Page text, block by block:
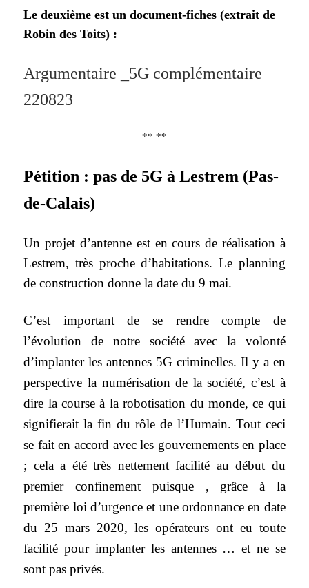
Le deuxième est un document-fiches (extrait de
Robin des Toits) :
Argumentaire _5G complémentaire
220823
** **
Pétition : pas de 5G à Lestrem (Pas-
de-Calais)
Unprojet d’antenne est en cours de réalisation à
Lestrem, très proche d’habitations. Le planning
de construction donne la date du 9 mai.
C’est important de se rendre compte de
l’évolution de notre société avec la volonté
d’implanter les antennes 5G criminelles. Il y a en
perspective la numérisation de la société, c’est à
dire la course à la robotisation du monde, ce qui
signifierait la fin du rôle de l’Humain. Tout ceci
se fait en accord avec les gouvernements en place
; cela a été très nettement facilité au début du
premier confinement puisque , grâce à la
première loi d’urgence et une ordonnance en date
du 25 mars 2020, les opérateurs ont eu toute
facilité pour implanter les antennes … et ne se
sont pas privés.